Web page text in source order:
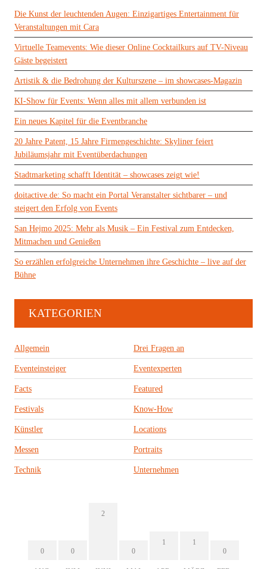
Die Kunst der leuchtenden Augen: Einzigartiges Entertainment für
Veranstaltungen mit Cara
Virtuelle Teamevents: Wie dieser Online Cocktailkurs auf TV-Niveau
Gäste begeistert
Artistik & die Bedrohung der Kulturszene – im showcases-Magazin
KI-Show für Events: Wenn alles mit allem verbunden ist
Ein neues Kapitel für die Eventbranche
20 Jahre Patent, 15 Jahre Firmengeschichte: Skyliner feiert
Jubiläumsjahr mit Eventüberdachungen
Stadtmarketing schafft Identität – showcases zeigt wie!
doitactive.de: So macht ein Portal Veranstalter sichtbarer – und
steigert den Erfolg von Events
San Hejmo 2025: Mehr als Musik – Ein Festival zum Entdecken,
Mitmachen und Genießen
So erzählen erfolgreiche Unternehmen ihre Geschichte – live auf der
Bühne
KATEGORIEN
Allgemein Drei Fragen an
Eventeinsteiger Eventexperten
Facts Featured
Festivals Know-How
Künstler Locations
Messen Portraits
Technik Unternehmen
0 0
2
0
1 1
0